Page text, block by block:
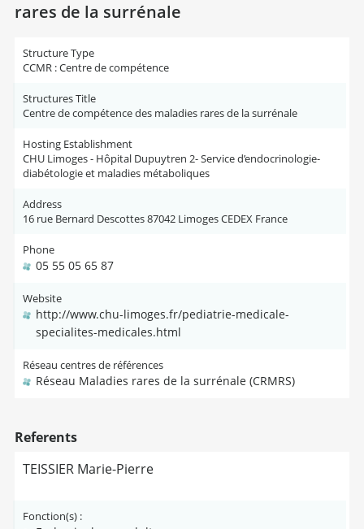
rares de la surrénale
Structure Type
CCMR : Centre de compétence
Structures Title
Centre de compétence des maladies rares de la surrénale
Hosting Establishment
CHU Limoges - Hôpital Dupuytren 2- Service d’endocrinologie-
diabétologie et maladies métaboliques
Address
16 rue Bernard Descottes 87042 Limoges CEDEX France
Phone
05 55 05 65 87
Website
http://www.chu-limoges.fr/pediatrie-medicale-
specialites-medicales.html
Réseau centres de références
Réseau Maladies rares de la surrénale (CRMRS)
Referents
TEISSIER Marie-Pierre
Fonction(s) :